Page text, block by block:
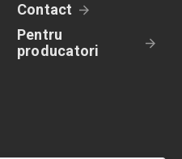
Contact
Pentru
producatori